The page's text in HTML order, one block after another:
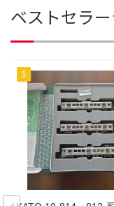
ベストセラ